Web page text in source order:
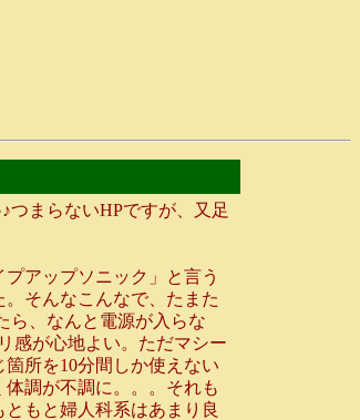
まらないHPですが、又足
アップソニック」と言う
そんなこんなで、たまた
ら、なんと電源が入らな
感が心地よい。ただマシー
所を10分間しか使えない
調が不調に。。。それも
もと婦人科系はあまり良